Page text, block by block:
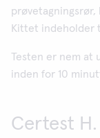
Kittet indeholder
Testen er nem at
inden for 10
Certest